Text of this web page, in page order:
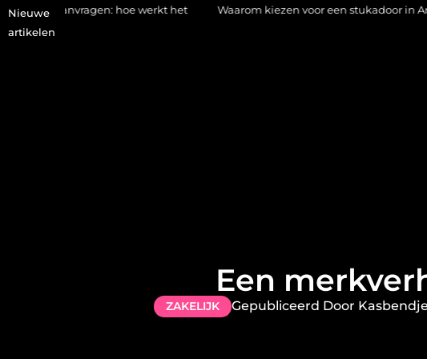
Nieuwe
artikelen
hoe werkt het Waarom kiezen voor een stukadoor in Amersfoort?
Een
ZAKELIJK Gepubliceerd Door